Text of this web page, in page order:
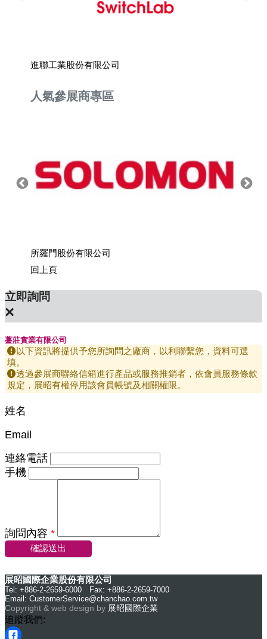
進聯工業股份有限公司
人氣參展商專區
所羅門股份有限公司
回上頁
立即詢問
×
薹莊實業有限公司
以下資訊將提供予您所詢問之廠商，以利聯繫您，資料可選
填。
透過參展商聯絡信箱進行產品或服務推銷者，依會員服務條款
規定，展昭有權停用該會員帳號及相關權限。
姓名
Email
連絡電話
手機
詢問內容 *
確認送出
展昭國際企業股份有限公司
Tel: +886-2-2659-6000 Fax: +886-2-2659-7000
Email: CustomerService@chanchao.com.tw
Copyright & web design by 展昭國際企業
追蹤我們: